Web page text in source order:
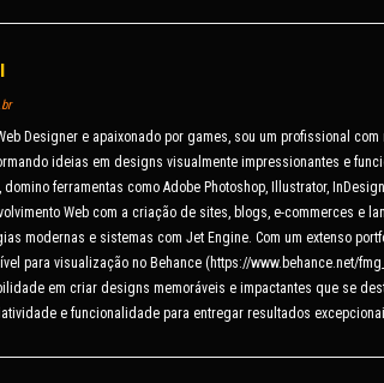
Designer e apaixonado por games, sou um profissional
ideias em designs visualmente impressionantes e
ferramentas como Adobe Photoshop, Illustrator, InDesign
Web com a criação de sites, blogs, e-commerces e
modernas e sistemas com Jet Engine. Com um extenso
para visualização no Behance (https://www.behance.net/
em criar designs memoráveis e impactantes que se
e funcionalidade para entregar resultados